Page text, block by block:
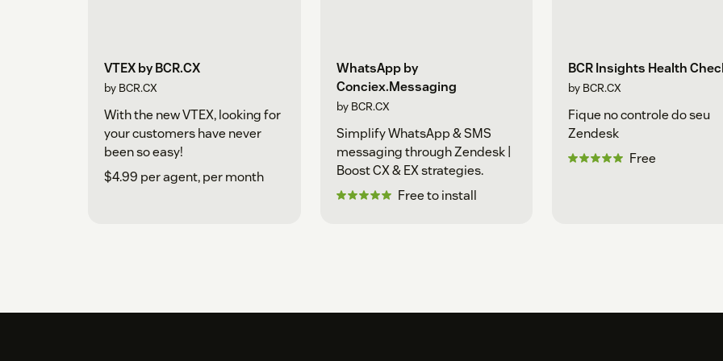
VTEX by BCR.CX
by BCR.CX
With the new VTEX, looking for
your customers have never
been so easy!
$4.99 per agent, per month
WhatsApp by
Conciex.Messaging
by BCR.CX
Simplify WhatsApp & SMS
messaging through Zendesk |
Boost CX & EX strategies.
Free to install
BCR Insights Health
by BCR.CX
Fique no controle do seu
Zendesk
Free